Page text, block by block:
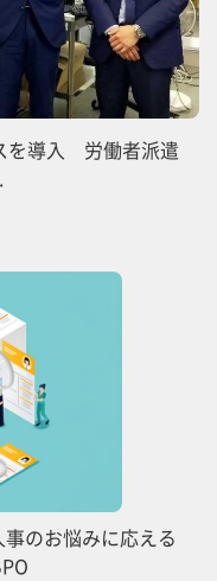
を導入 労働者派遣
のお悩みに応える